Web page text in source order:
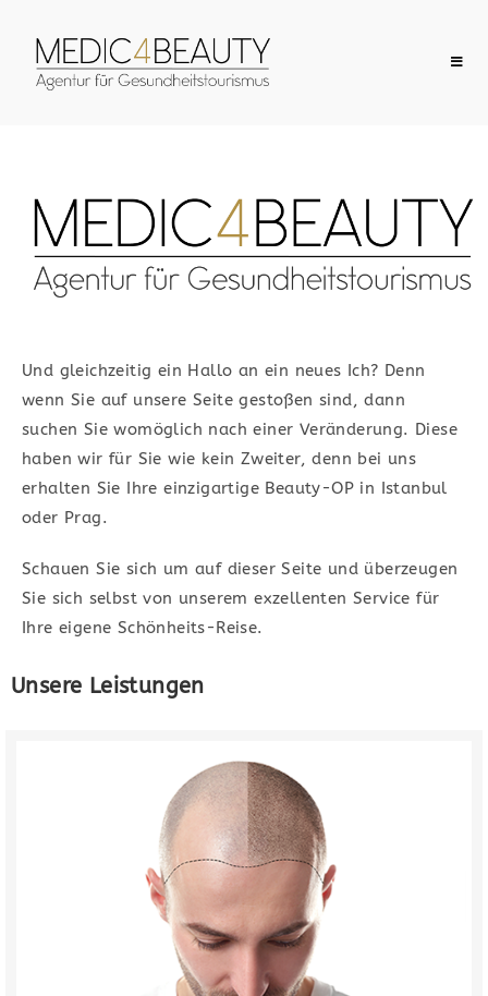
Herzlich
Willkommen
Günstige Preise locken mittlerweile
schon viele Touristen ins Ausland, um
dort eine Operation durchführen zu
lassen.
Und gleichzeitig ein Hallo an ein neues Ich? Denn
wenn Sie auf unsere Seite gestoßen sind, dann
suchen Sie womöglich nach einer Veränderung. Diese
haben wir für Sie wie kein Zweiter, denn bei uns
erhalten Sie Ihre einzigartige Beauty-OP in Istanbul
oder Prag.
Schauen Sie sich um auf dieser Seite und überzeugen
Sie sich selbst von unserem exzellenten Service für
Ihre eigene Schönheits-Reise.
Unsere Leistungen